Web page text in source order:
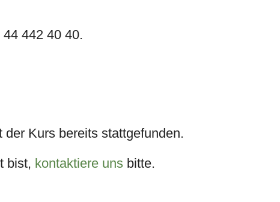
442 40 40.
Kurs bereits stattgefunden.
bist, kontaktiere uns bitte.